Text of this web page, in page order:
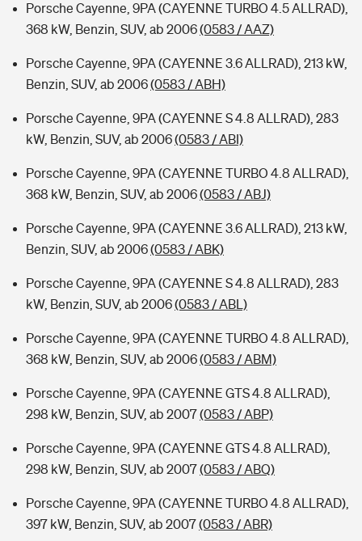
Porsche Cayenne, 9PA (CAYENNE TURBO 4.5 ALLRAD),
368 kW, Benzin, SUV, ab 2006(0583 / AAZ)
Porsche Cayenne, 9PA (CAYENNE 3.6 ALLRAD), 213 kW,
Benzin, SUV, ab 2006(0583 / ABH)
Porsche Cayenne, 9PA (CAYENNE S 4.8 ALLRAD), 283
kW, Benzin, SUV, ab 2006(0583 / ABI)
Porsche Cayenne, 9PA (CAYENNE TURBO 4.8 ALLRAD),
368 kW, Benzin, SUV, ab 2006(0583 / ABJ)
Porsche Cayenne, 9PA (CAYENNE 3.6 ALLRAD), 213 kW,
Benzin, SUV, ab 2006(0583 / ABK)
Porsche Cayenne, 9PA (CAYENNE S 4.8 ALLRAD), 283
kW, Benzin, SUV, ab 2006(0583 / ABL)
Porsche Cayenne, 9PA (CAYENNE TURBO 4.8 ALLRAD),
368 kW, Benzin, SUV, ab 2006(0583 / ABM)
Porsche Cayenne, 9PA (CAYENNE GTS 4.8 ALLRAD),
298 kW, Benzin, SUV, ab 2007(0583 / ABP)
Porsche Cayenne, 9PA (CAYENNE GTS 4.8 ALLRAD),
298 kW, Benzin, SUV, ab 2007(0583 / ABQ)
Porsche Cayenne, 9PA (CAYENNE TURBO 4.8 ALLRAD),
397 kW, Benzin, SUV, ab 2007(0583 / ABR)